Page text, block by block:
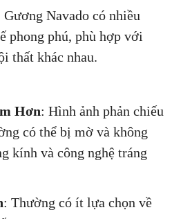
Gương Navado có nhiều
phong phú, phù hợp với
thất khác nhau.
Hơn: Hình ảnh phản chiếu
có thể bị mờ và không
kính và công nghệ tráng
: Thường có ít lựa chọn về